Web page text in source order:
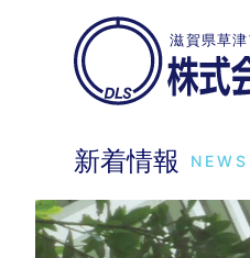
滋賀県草
新着情報 NEWS